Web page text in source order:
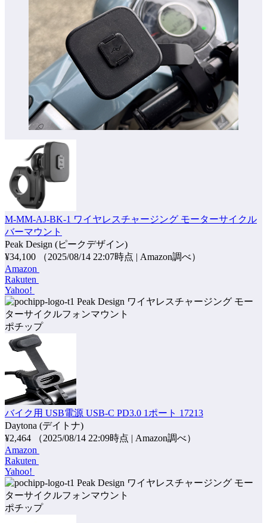
M-MM-AJ-BK-1 ワイヤレスチャージング モーターサイクル
バーマウント
Peak Design (ピークデザイン)
¥34,100
（2025/08/14 22:07時点 | Amazon調べ）
Amazon
Rakuten
Yahoo!
ポチップ
バイク用 USB電源 USB-C PD3.0 1ポート 17213
Daytona (デイトナ)
¥2,464
（2025/08/14 22:09時点 | Amazon調べ）
Amazon
Rakuten
Yahoo!
ポチップ